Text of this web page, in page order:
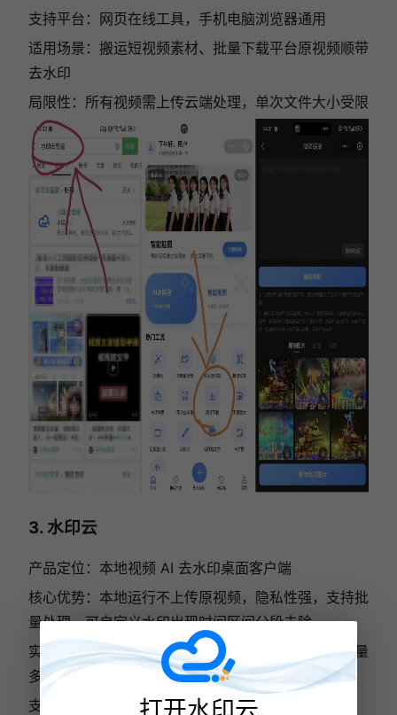
支持平台：网页在线工具，手机电脑浏览器通用
适用场景：搬运短视频素材、批量下载平台原视频顺带
去水印
局限性：所有视频需上传云端处理，单次文件大小受限
3. 水印云
产品定位：本地视频 AI 去水印桌面客户端
核心优势：本地运行不上传原视频，隐私性强，支持批
量处理，可自定义水印出现时间区间分段去除
实测表现：AI 修复精度高，复杂画面还原自然，批量
多文件同步处理，自定义时间轴功能独一档
支持平台：Windows、Mac 桌面客户端